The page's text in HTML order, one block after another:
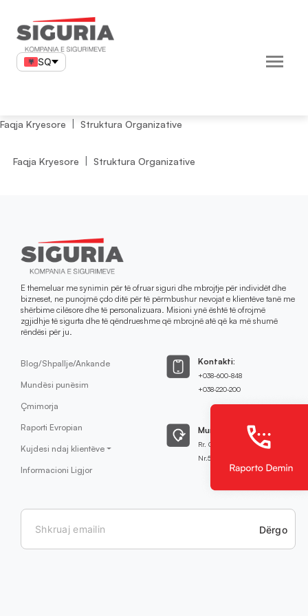
content
SQ
Faqja Kryesore Struktura Organizative
Faqja Kryesore Struktura Organizative
E themeluar me synimin për të ofruar siguri dhe mbrojtje për individët dhe
bizneset, ne punojmë çdo ditë për të përmbushur nevojat e klientëve tanë me
shërbime cilësore dhe të personalizuara. Misioni ynë është të ofrojmë
zgjidhje të sigurta dhe të qëndrueshme që mbrojnë atë që ka më shumë
rëndësi për ju.
Blog/Shpallje/Ankande
Mundësi punësim
Çmimorja
Raporti Evropian
Kujdesi ndaj klientëve
Informacioni Ligjor
Kontakti:
+038-600-848
+038-220-200
Mund të na gjeni:
Rr. Qamil Hoxha
Nr.51,Prishtinë
Dërgo